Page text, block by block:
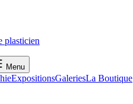
plasticien
Menu
ExpositionsGaleriesLa Boutique